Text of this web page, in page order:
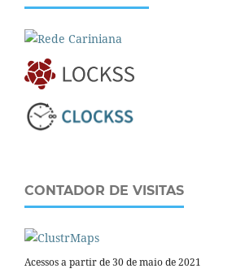
CONTADOR DE VISITAS
Acessos a partir de 30 de maio de 2021